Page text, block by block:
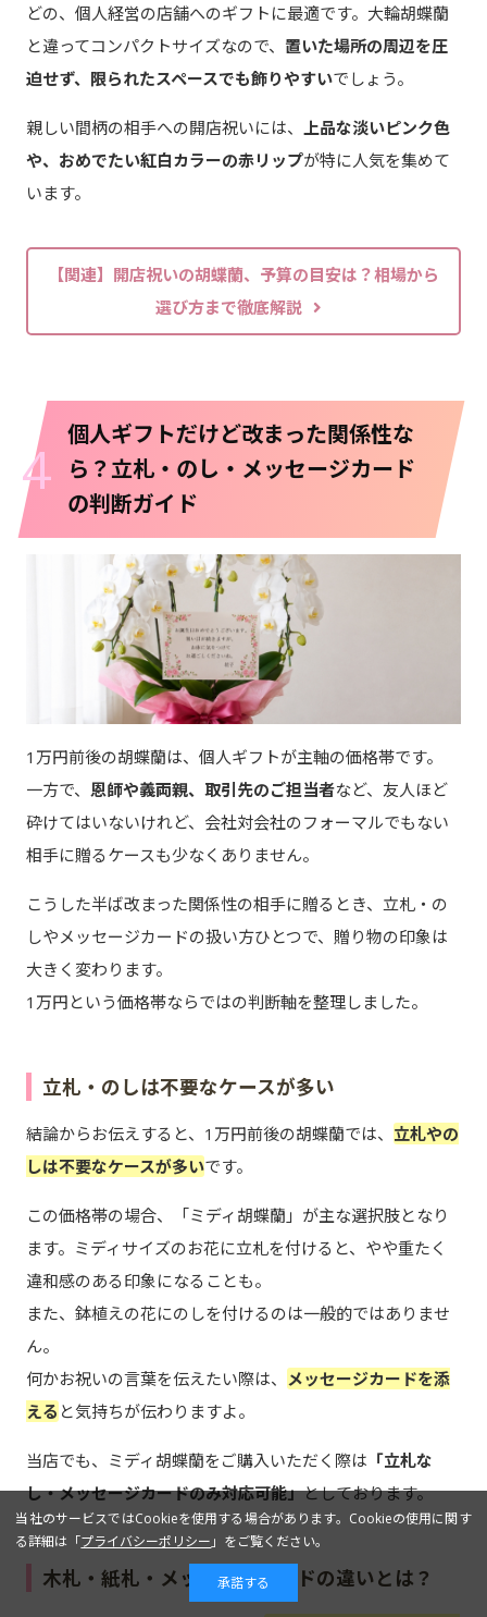
どの、個人経営の店舗へのギフトに最適です。大輪胡蝶蘭
と違ってコンパクトサイズなので、 置いた場所の周辺を圧
迫せず、限られたスペースでも飾りやすいでしょう。
親しい間柄の相手への開店祝いには、
上品な淡いピンク色
や、おめでたい紅白カラーの赤リップが特に人気を集めて
います。
【関連】開店祝いの胡蝶蘭、予算の目安は？相場から
選び方まで徹底解説
4 個人ギフトだけど改まった関係性な
ら？立札・のし・メッセージカード
の判断ガイド
1万円前後の胡蝶蘭は、個人ギフトが主軸の価格帯です。
一方で、 恩師や義両親、取引先のご担当者など、友人ほど
砕けてはいないけれど、会社対会社のフォーマルでもない
相手に贈るケースも少なくありません。
こうした半ば改まった関係性の相手に贈るとき、立札・の
しやメッセージカードの扱い方ひとつで、贈り物の印象は
大きく変わります。
1万円という価格帯ならではの判断軸を整理しました。
立札・のしは不要なケースが多い
結論からお伝えすると、1万円前後の胡蝶蘭では、 立札やの
しは不要なケースが多いです。
この価格帯の場合、「ミディ胡蝶蘭」が主な選択肢となり
ます。ミディサイズのお花に立札を付けると、やや重たく
違和感のある印象になることも。
また、鉢植えの花にのしを付けるのは一般的ではありませ
ん。
何かお祝いの言葉を伝えたい際は、
メッセージカードを添
える と気持ちが伝わりますよ。
当店でも、ミディ胡蝶蘭をご購入いただく際は 「立札な
し・メッセージカードのみ対応可能」としております。
木札・紙札・メッセージカードの違いとは？
当社のサービスではCookieを使用する場合があります。Cookieの使用に関す
る詳細は「プライバシーポリシー 」をご覧ください。
承諾する